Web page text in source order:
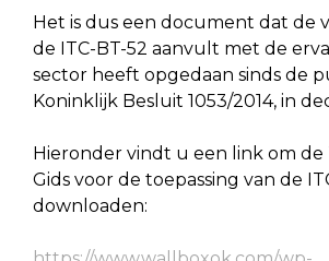
Het is dus een document dat de
de ITC-BT-52 aanvult met de
sector heeft opgedaan sinds de
Koninklijk Besluit 1053/2014, in
Hieronder vindt u een link om de
Gids voor de toepassing van de
downloaden: